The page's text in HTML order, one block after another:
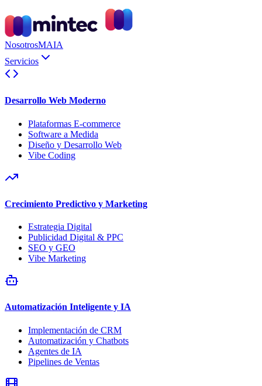
NosotrosMAIA
Servicios
Desarrollo Web Moderno
Plataformas E-commerce
Software a Medida
Diseño y Desarrollo Web
Vibe Coding
Crecimiento Predictivo y Marketing
Estrategia Digital
Publicidad Digital & PPC
SEO y GEO
Vibe Marketing
Automatización Inteligente y IA
Implementación de CRM
Automatización y Chatbots
Agentes de IA
Pipelines de Ventas